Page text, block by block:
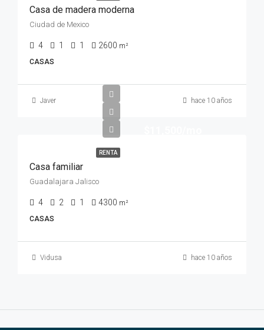
Casa de madera moderna
Ciudad de Mexico
4 1 1 2600 m²
CASAS
Javer hace 10 años
RENTA
Casa familiar
Guadalajara Jalisco
4 2 1 4300 m²
CASAS
Vidusa hace 10 años